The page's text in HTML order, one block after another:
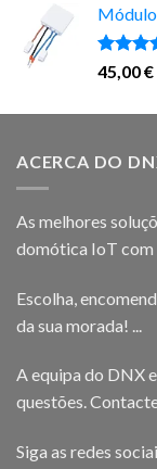
5.00
de
45,00€
ACERCA DO
As melhores
domótica IoT com
Escolha,
da sua morada! ...
A equipa do DNX
questões.
Siga as redes